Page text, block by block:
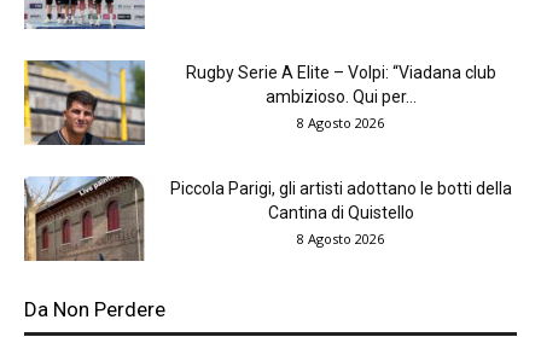
Rugby Serie A Elite – Volpi: “Viadana club
ambizioso. Qui per...
8 Agosto 2026
Piccola Parigi, gli artisti adottano le botti della
Cantina di Quistello
8 Agosto 2026
Da Non Perdere